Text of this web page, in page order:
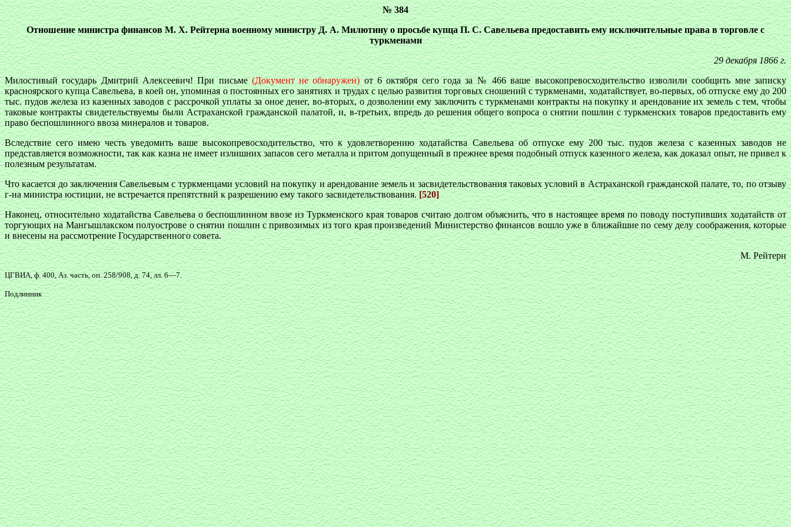
№ 384
Отношение министра финансов М. Х. Рейтерна военному министру Д. А. Милютину о просьбе купца П. С. Савельева предоставить ему исключительные права в торговле с
туркменами
29 декабря 1866 г.
Милостивый государь Дмитрий Алексеевич! При письме(Документ не обнаружен)от 6 октября сего года за № 466 ваше высокопревосходительство изволили сообщить мне записку
красноярского купца Савельева, в коей он, упоминая о постоянных его занятиях и трудах с целью развития торговых сношений с туркменами, ходатайствует, во-первых, об отпуске ему до 200
тыс. пудов железа из казенных заводов с рассрочкой уплаты за оное денег, во-вторых, о дозволении ему заключить с туркменами контракты на покупку и арендование их земель с тем, чтобы
таковые контракты свидетельствуемы были Астраханской гражданской палатой, и, в-третьих, впредь до решения общего вопроса о снятии пошлин с туркменских товаров предоставить ему
право беспошлинного ввоза минералов и товаров.
Вследствие сего имею честь уведомить ваше высокопревосходительство, что к удовлетворению ходатайства Савельева об отпуске ему 200 тыс. пудов железа с казенных заводов не
представляется возможности, так как казна не имеет излишних запасов сего металла и притом допущенный в прежнее время подобный отпуск казенного железа, как доказал опыт, не привел к
полезным результатам.
Что касается до заключения Савельевым с туркменцами условий на покупку и арендование земель и засвидетельствования таковых условий в Астраханской гражданской палате, то, по отзыву
г-на министра юстиции, не встречается препятствий к разрешению ему такого засвидетельствования.[520]
Наконец, относительно ходатайства Савельева о беспошлинном ввозе из Туркменского края товаров считаю долгом объяснить, что в настоящее время по поводу поступивших ходатайств от
торгующих на Мангышлакском полуострове о снятии пошлин с привозимых из того края произведений Министерство финансов вошло уже в ближайшие по сему делу соображения, которые
и внесены на рассмотрение Государственного совета.
М. Рейтерн
ЦГВИА, ф. 400, Аз. часть, оп. 258/908, д. 74, лл. 6—7.
Подлинник